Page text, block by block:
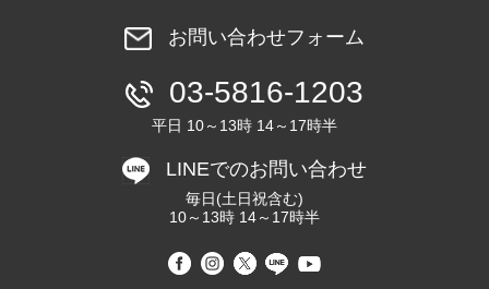
お問い合わせフォーム
03-5816-1203
平日 10～13時 14～17時半
LINEでのお問い合わせ
毎日(土日祝含む)
10～13時 14～17時半